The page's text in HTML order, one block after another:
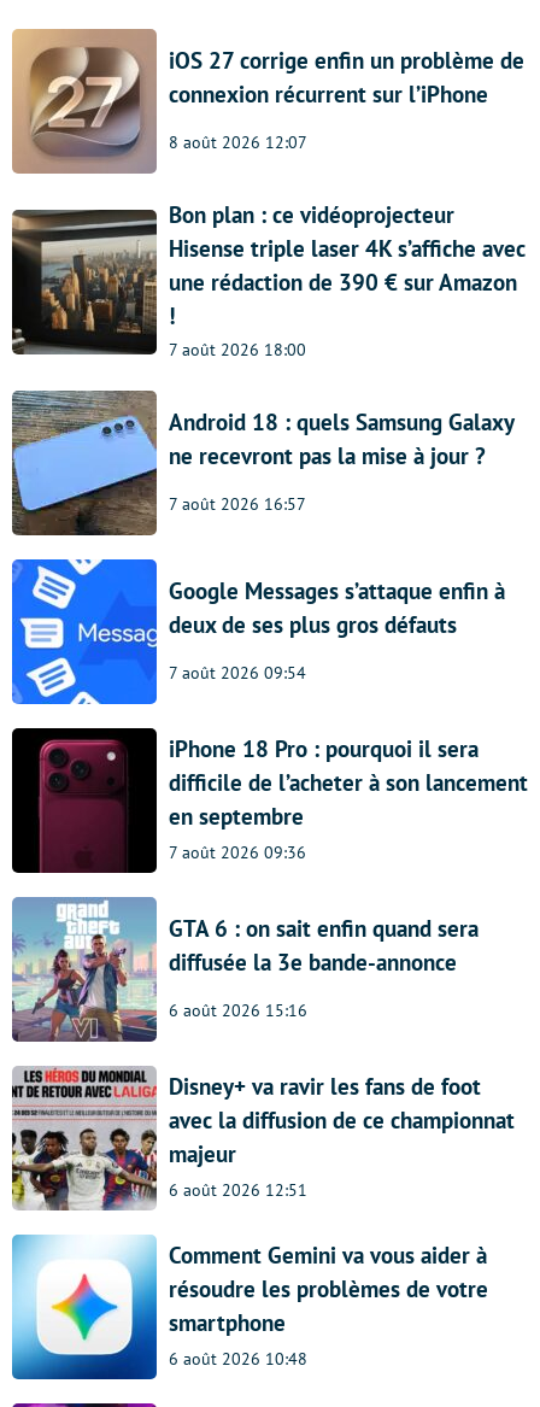
iOS 27 corrige enfin un problème de
connexion récurrent sur l’iPhone
8 août 2026 12:07
Bon plan : ce vidéoprojecteur
Hisense triple laser 4K s’affiche avec
une rédaction de 390 € sur Amazon
!
7 août 2026 18:00
Android 18 : quels Samsung Galaxy
ne recevront pas la mise à jour ?
7 août 2026 16:57
Google Messages s’attaque enfin à
deux de ses plus gros défauts
7 août 2026 09:54
iPhone 18 Pro : pourquoi il sera
difficile de l’acheter à son lancement
en septembre
7 août 2026 09:36
GTA 6 : on sait enfin quand sera
diffusée la 3e bande-annonce
6 août 2026 15:16
Disney+ va ravir les fans de foot
avec la diffusion de ce championnat
majeur
6 août 2026 12:51
Comment Gemini va vous aider à
résoudre les problèmes de votre
smartphone
6 août 2026 10:48